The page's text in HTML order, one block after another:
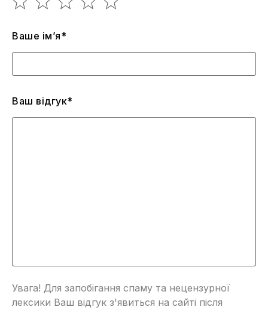
Ваше ім’я*
Ваш відгук*
Увага! Для запобігання спаму та нецензурної
лексики Ваш відгук з'явиться на сайті після